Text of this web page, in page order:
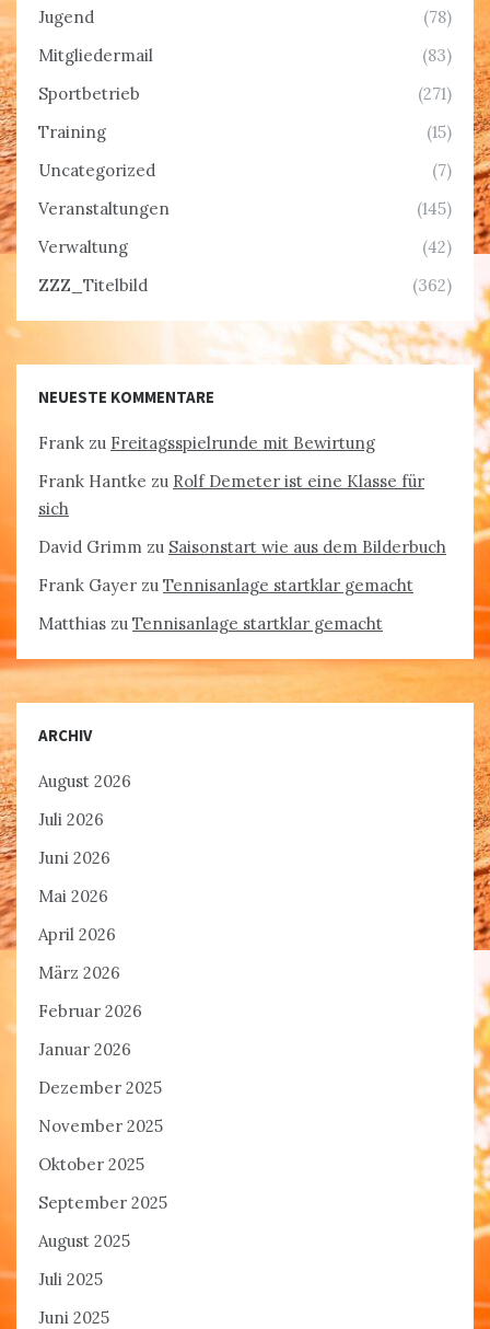
Jugend
(78)
Mitgliedermail
(83)
Sportbetrieb
(271)
Training
(15)
Uncategorized
(7)
Veranstaltungen
(145)
Verwaltung
(42)
ZZZ_Titelbild
(362)
NEUESTE KOMMENTARE
Frank zu Freitagsspielrunde mit Bewirtung
Frank Hantke zu Rolf Demeter ist eine Klasse für
sich
David Grimm zu Saisonstart wie aus dem Bilderbuch
Frank Gayer zu Tennisanlage startklar gemacht
Matthias zu Tennisanlage startklar gemacht
ARCHIV
August 2026
Juli 2026
Juni 2026
Mai 2026
April 2026
März 2026
Februar 2026
Januar 2026
Dezember 2025
November 2025
Oktober 2025
September 2025
August 2025
Juli 2025
Juni 2025